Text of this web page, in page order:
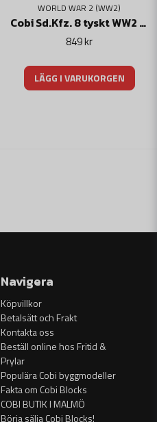
WORLD WAR 2 (WW2)
Cobi Sd.Kfz. 8 tyskt WW2 terrängforden & 8.8cm FLAK 36 kanon
849 kr
LÄGG I VARUKORGEN
Navigera
Köpvillkor
Betalsätt och Frakt
Kontakta oss
Beställ online hos Fritid &
Prylar
Populära Cobi byggmodeller
Fakta om Cobi Blocks
COBI BUTIK I MALMÖ
Börja sälja Cobi Blocks!